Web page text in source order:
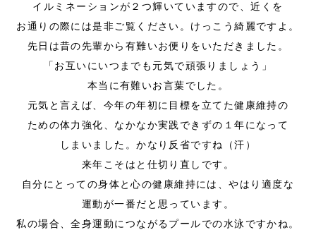
イルミネーションが２つ輝いていますので、近くを
お通りの際には是非ご覧ください。けっこう綺麗ですよ。
先日は昔の先輩から有難いお便りをいただきました。
「お互いにいつまでも元気で頑張りましょう」
本当に有難いお言葉でした。
元気と言えば、今年の年初に目標を立てた健康維持の
ための体力強化、なかなか実践できずの１年になって
しまいました。かなり反省ですね（汗）
来年こそはと仕切り直しです。
自分にとっての身体と心の健康維持には、やはり適度な
運動が一番だと思っています。
私の場合、全身運動につながるプールでの水泳ですかね。